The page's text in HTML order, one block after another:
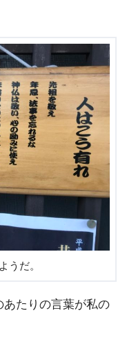
うだ。
たりの言葉が私の